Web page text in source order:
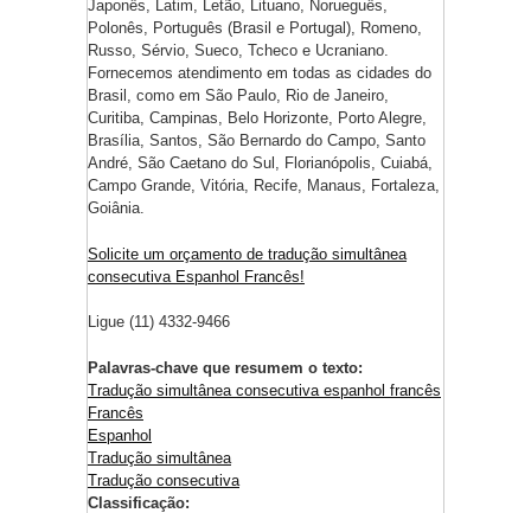
Japonês, Latim, Letão, Lituano, Norueguês,
Polonês, Português (Brasil e Portugal), Romeno,
Russo, Sérvio, Sueco, Tcheco e Ucraniano.
Fornecemos atendimento em todas as cidades do
Brasil, como em São Paulo, Rio de Janeiro,
Curitiba, Campinas, Belo Horizonte, Porto Alegre,
Brasília, Santos, São Bernardo do Campo, Santo
André, São Caetano do Sul, Florianópolis, Cuiabá,
Campo Grande, Vitória, Recife, Manaus, Fortaleza,
Goiânia.
Solicite um orçamento de tradução simultânea
consecutiva Espanhol Francês!
Ligue (11) 4332-9466
Palavras-chave que resumem o texto:
Tradução simultânea consecutiva espanhol francês
Francês
Espanhol
Tradução simultânea
Tradução consecutiva
Classificação: